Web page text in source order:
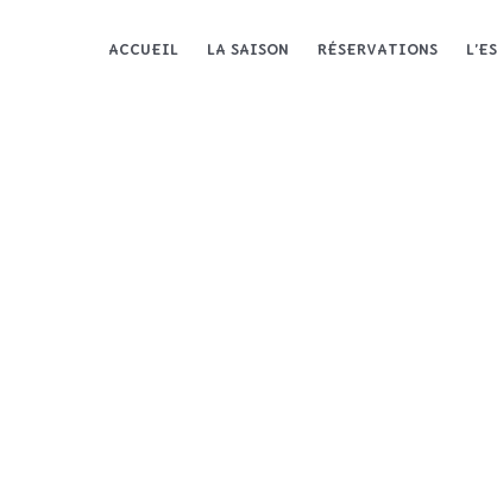
ACCUEIL LA SAISON RÉSERVATIONS